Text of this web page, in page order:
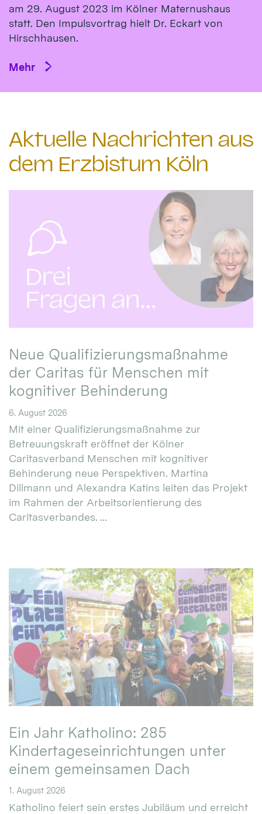
am 29. Au­gust 2023 im Köl­ner Ma­ternus­haus
statt. Den Impulsvortrag hielt Dr. Eckart von
Hirsch­hausen.
Mehr
Aktuelle Nachrichten aus
dem Erzbistum Köln
Neue Qualifizierungsmaßnahme
der Caritas für Menschen mit
kognitiver Behinderung
6. August 2026
Mit einer Qualifizierungsmaßnahme zur
Betreuungskraft eröffnet der Kölner
Caritasverband Menschen mit kognitiver
Behinderung neue Perspektiven. Martina
Dillmann und Alexandra Katins leiten das Projekt
im Rahmen der Arbeitsorientierung des
Caritasverbandes. ...
Ein Jahr Katholino: 285
Kindertageseinrichtungen unter
einem gemeinsamen Dach
1. August 2026
Katholino feiert sein erstes Jubiläum und erreicht